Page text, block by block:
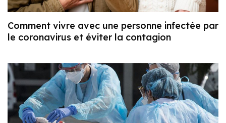
Comment vivre avec une personne infectée par
le coronavirus et éviter la contagion